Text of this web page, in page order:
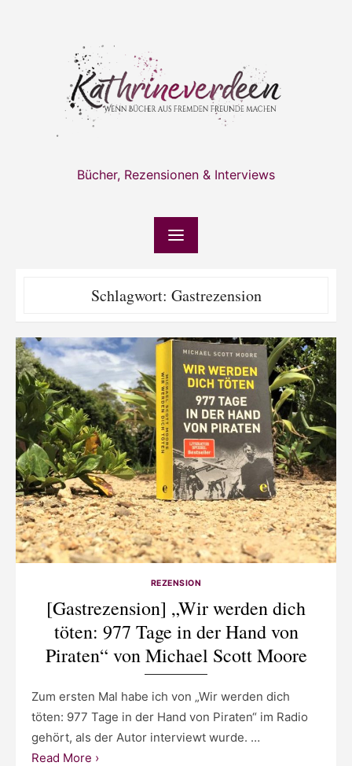
Bücher, Rezensionen & Interviews
Schlagwort: Gastrezension
REZENSION
[Gastrezension] „Wir werden dich
töten: 977 Tage in der Hand von
Piraten“ von Michael Scott Moore
Zum ersten Mal habe ich von „Wir werden dich
töten: 977 Tage in der Hand von Piraten“ im Radio
gehört, als der Autor interviewt wurde. …
Read More ›